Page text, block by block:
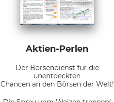
Aktien-Perlen
Der Börsendienst für die
unentdeckten
Chancen an den Börsen der Welt!